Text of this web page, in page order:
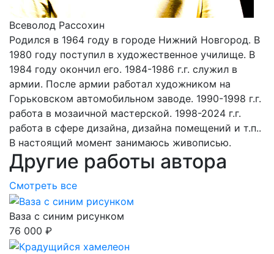
Всеволод Рассохин
Родился в 1964 году в городе Нижний Новгород. В
1980 году поступил в художественное училище. В
1984 году окончил его. 1984-1986 г.г. служил в
армии. После армии работал художником на
Горьковском автомобильном заводе. 1990-1998 г.г.
работа в мозаичной мастерской. 1998-2024 г.г.
работа в сфере дизайна, дизайна помещений и т.п..
В настоящий момент занимаюсь живописью.
Другие работы автора
Смотреть все
Ваза с синим рисунком
76 000 ₽